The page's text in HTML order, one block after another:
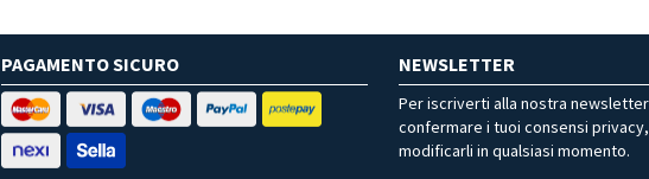
PAGAMENTO SICURO NEWSLETTER
Per iscriverti alla nostra
confermare i tuoi consensi
modificarli in qualsiasi momento.